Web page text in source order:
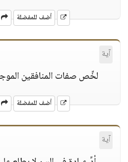
أضف للمفضلة
آية
لخِّص صفات المنافقين
أضف للمفضلة
آية